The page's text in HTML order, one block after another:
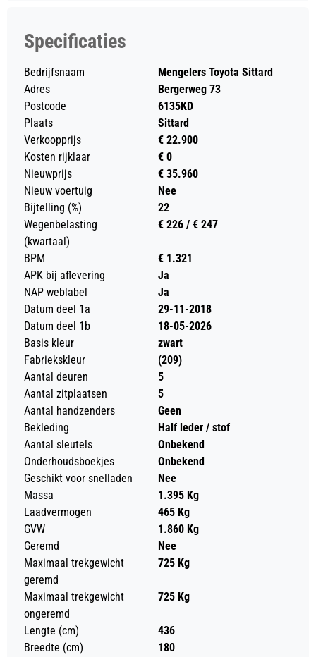
Specificaties
Bedrijfsnaam
Mengelers Toyota Sittard
Adres
Bergerweg 73
Postcode
6135KD
Plaats
Sittard
Verkoopprijs
€ 22.900
Kosten rijklaar
€ 0
Nieuwprijs
€ 35.960
Nieuw voertuig
Nee
Bijtelling (%)
22
Wegenbelasting
(kwartaal)
€ 226 / € 247
BPM
€ 1.321
APK bij aflevering
Ja
NAP weblabel
Ja
Datum deel 1a
29-11-2018
Datum deel 1b
18-05-2026
Basis kleur
zwart
Fabriekskleur
(209)
Aantal deuren
5
Aantal zitplaatsen
5
Aantal handzenders
Geen
Bekleding
Half leder / stof
Aantal sleutels
Onbekend
Onderhoudsboekjes
Onbekend
Geschikt voor snelladen
Nee
Massa
1.395 Kg
Laadvermogen
465 Kg
GVW
1.860 Kg
Geremd
Nee
Maximaal trekgewicht
geremd
725 Kg
Maximaal trekgewicht
ongeremd
725 Kg
Lengte (cm)
436
Breedte (cm)
180